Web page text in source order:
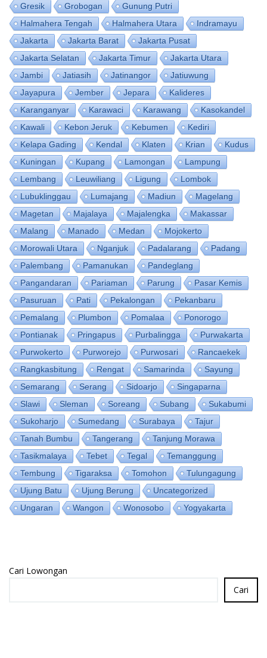
Gresik
Grobogan
Gunung Putri
Halmahera Tengah
Halmahera Utara
Indramayu
Jakarta
Jakarta Barat
Jakarta Pusat
Jakarta Selatan
Jakarta Timur
Jakarta Utara
Jambi
Jatiasih Jatinangor
Jatiuwung
Jayapura
Jember Jepara
Kalideres
Karanganyar
Karawaci Karawang
Kasokandel
Kawali
Kebon Jeruk Kebumen
Kediri
Kelapa Gading
Kendal Klaten Krian
Kudus
Kuningan
Kupang Lamongan
Lampung
Lembang
Leuwiliang Ligung
Lombok
Lubuklinggau
Lumajang Madiun
Magelang
Magetan
Majalaya Majalengka
Makassar
Malang
Manado Medan
Mojokerto
Morowali Utara
Nganjuk Padalarang
Padang
Palembang
Pamanukan
Pandeglang
Pangandaran
Pariaman Parung
Pasar Kemis
Pasuruan
Pati Pekalongan
Pekanbaru
Pemalang
Plumbon Pomalaa
Ponorogo
Pontianak
Pringapus Purbalingga
Purwakarta
Purwokerto
Purworejo Purwosari
Rancaekek
Rangkasbitung
Rengat Samarinda
Sayung
Semarang
Serang Sidoarjo
Singaparna
Slawi
Sleman Soreang Subang
Sukabumi
Sukoharjo
Sumedang Surabaya
Tajur
Tanah Bumbu
Tangerang
Tanjung Morawa
Tasikmalaya
Tebet Tegal
Temanggung
Tembung
Tigaraksa Tomohon
Tulungagung
Ujung Batu
Ujung Berung
Uncategorized
Ungaran
Wangon Wonosobo Yogyakarta
Cari Lowongan
Cari